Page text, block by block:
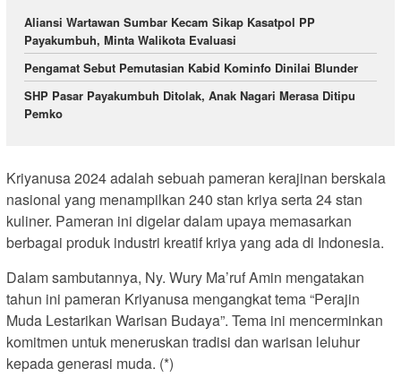
Aliansi Wartawan Sumbar Kecam Sikap Kasatpol PP
Payakumbuh, Minta Walikota Evaluasi
Pengamat Sebut Pemutasian Kabid Kominfo Dinilai Blunder
SHP Pasar Payakumbuh Ditolak, Anak Nagari Merasa Ditipu
Pemko
Kriyanusa 2024 adalah sebuah pameran kerajinan berskala
nasional yang menampilkan 240 stan kriya serta 24 stan
kuliner. Pameran ini digelar dalam upaya memasarkan
berbagai produk industri kreatif kriya yang ada di Indonesia.
Dalam sambutannya, Ny. Wury Ma’ruf Amin mengatakan
tahun ini pameran Kriyanusa mengangkat tema “Perajin
Muda Lestarikan Warisan Budaya”. Tema ini mencerminkan
komitmen untuk meneruskan tradisi dan warisan leluhur
kepada generasi muda. (*)